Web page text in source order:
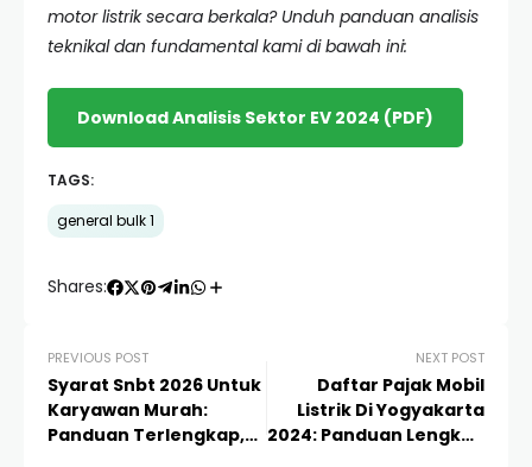
motor listrik secara berkala? Unduh panduan analisis
teknikal dan fundamental kami di bawah ini:
Download Analisis Sektor EV 2024 (PDF)
TAGS:
general bulk 1
Shares:
PREVIOUS POST
Syarat Snbt 2026 Untuk
Karyawan Murah:
Panduan Terlengkap,
NEXT POST
Daftar Pajak Mobil
Listrik Di Yogyakarta
2024: Panduan Lengkap